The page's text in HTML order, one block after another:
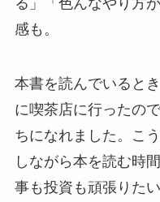
感も。
本書を読んでいると
に喫茶店に行ったの
ちになれました。こ
しながら本を読む時
事も投資も頑張りた